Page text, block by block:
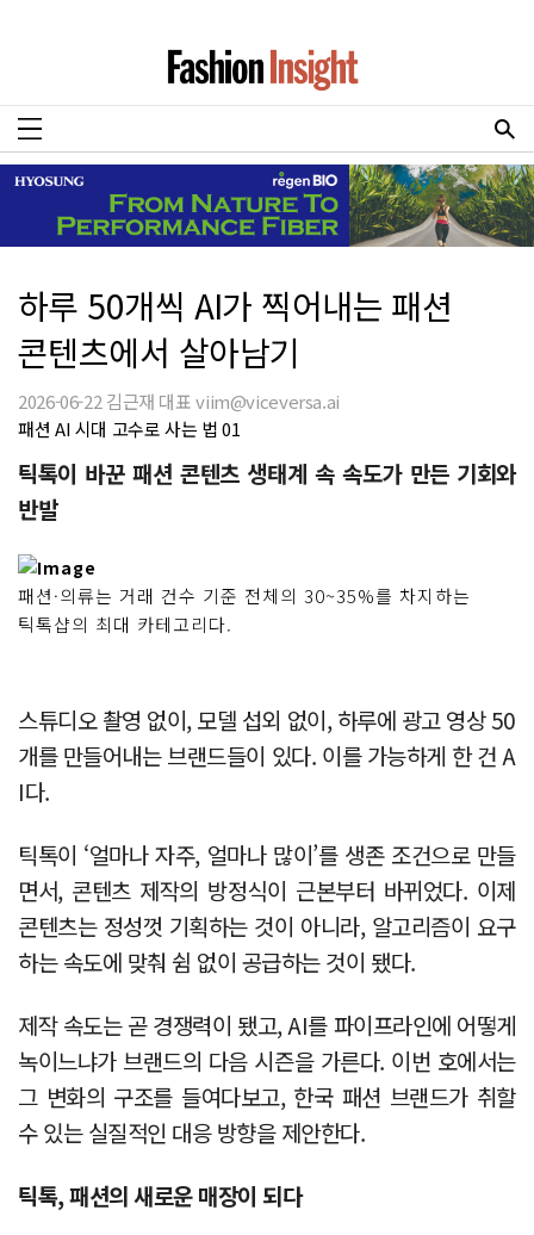
하루 50개씩 AI가 찍어내는 패션
콘텐츠에서 살아남기
2026-06-22 김근재 대표 viim@viceversa.ai
패션 AI 시대 고수로 사는 법 01
틱톡이 바꾼 패션 콘텐츠 생태계 속 속도가 만든 기회와
반발
패션·의류는 거래 건수 기준 전체의 30~35%를 차지하는
틱톡샵의 최대 카테고리다.
스튜디오 촬영 없이, 모델 섭외 없이, 하루에 광고 영상 50
개를 만들어내는 브랜드들이 있다. 이를 가능하게 한 건 A
I다.
틱톡이 ‘얼마나 자주, 얼마나 많이’를 생존 조건으로 만들
면서, 콘텐츠 제작의 방정식이 근본부터 바뀌었다. 이제
콘텐츠는 정성껏 기획하는 것이 아니라, 알고리즘이 요구
하는 속도에 맞춰 쉼 없이 공급하는 것이 됐다.
제작 속도는 곧 경쟁력이 됐고, AI를 파이프라인에 어떻게
녹이느냐가 브랜드의 다음 시즌을 가른다. 이번 호에서는
그 변화의 구조를 들여다보고, 한국 패션 브랜드가 취할
수 있는 실질적인 대응 방향을 제안한다.
틱톡, 패션의 새로운 매장이 되다